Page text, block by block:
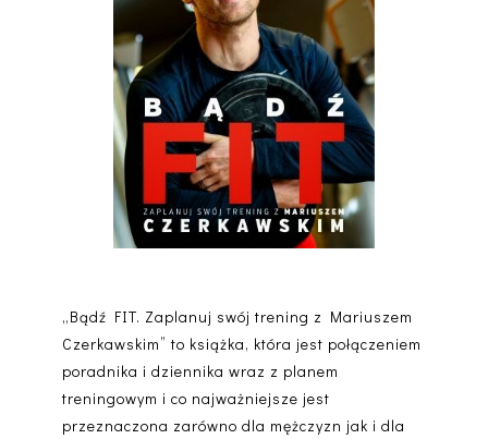
„Bądź FIT. Zaplanuj swój trening z Mariuszem
Czerkawskim” to książka, która jest połączeniem
poradnika i dziennika wraz z planem
treningowym i co najważniejsze jest
przeznaczona zarówno dla mężczyzn jak i dla